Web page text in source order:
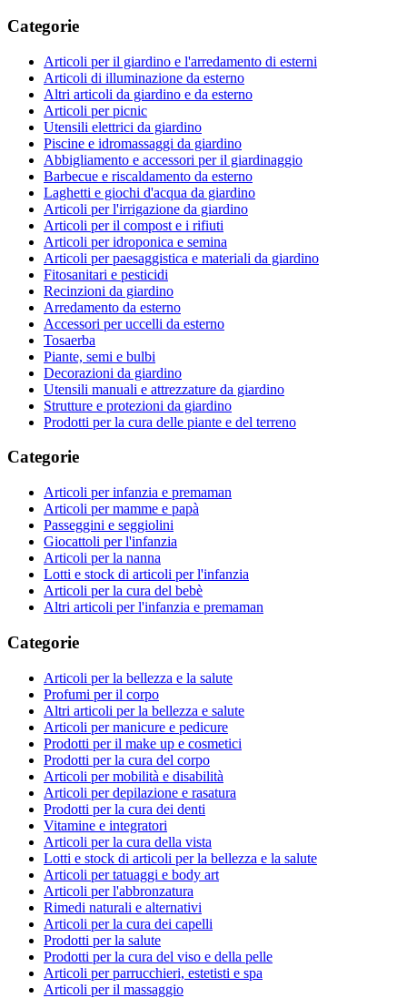
Categorie
Articoli per il giardino e l'arredamento di esterni
Articoli di illuminazione da esterno
Altri articoli da giardino e da esterno
Articoli per picnic
Utensili elettrici da giardino
Piscine e idromassaggi da giardino
Abbigliamento e accessori per il giardinaggio
Barbecue e riscaldamento da esterno
Laghetti e giochi d'acqua da giardino
Articoli per l'irrigazione da giardino
Articoli per il compost e i rifiuti
Articoli per idroponica e semina
Articoli per paesaggistica e materiali da giardino
Fitosanitari e pesticidi
Recinzioni da giardino
Arredamento da esterno
Accessori per uccelli da esterno
Tosaerba
Piante, semi e bulbi
Decorazioni da giardino
Utensili manuali e attrezzature da giardino
Strutture e protezioni da giardino
Prodotti per la cura delle piante e del terreno
Categorie
Articoli per infanzia e premaman
Articoli per mamme e papà
Passeggini e seggiolini
Giocattoli per l'infanzia
Articoli per la nanna
Lotti e stock di articoli per l'infanzia
Articoli per la cura del bebè
Altri articoli per l'infanzia e premaman
Categorie
Articoli per la bellezza e la salute
Profumi per il corpo
Altri articoli per la bellezza e salute
Articoli per manicure e pedicure
Prodotti per il make up e cosmetici
Prodotti per la cura del corpo
Articoli per mobilità e disabilità
Articoli per depilazione e rasatura
Prodotti per la cura dei denti
Vitamine e integratori
Articoli per la cura della vista
Lotti e stock di articoli per la bellezza e la salute
Articoli per tatuaggi e body art
Articoli per l'abbronzatura
Rimedi naturali e alternativi
Articoli per la cura dei capelli
Prodotti per la salute
Prodotti per la cura del viso e della pelle
Articoli per parrucchieri, estetisti e spa
Articoli per il massaggio